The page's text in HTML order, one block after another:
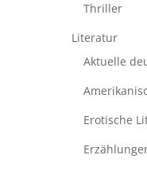
Thriller
Literatur
Aktuelle
Erotische